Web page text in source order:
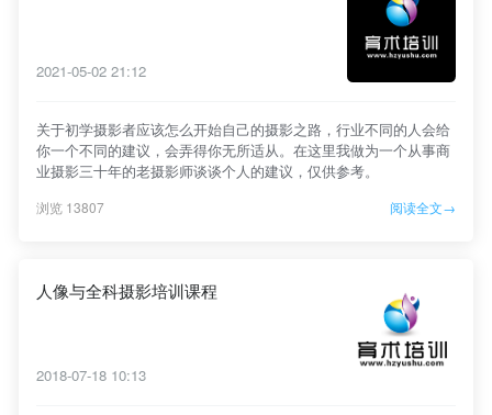
2021-05-02 21:12
关于初学摄影者应该怎么开始自己的摄影之路，行业不同的人会给
你一个不同的建议，会弄得你无所适从。在这里我做为一个从事商
业摄影三十年的老摄影师谈谈个人的建议，仅供参考。
浏览 13807 阅读全文→
人像与全科摄影培训课程
2018-07-18 10:13